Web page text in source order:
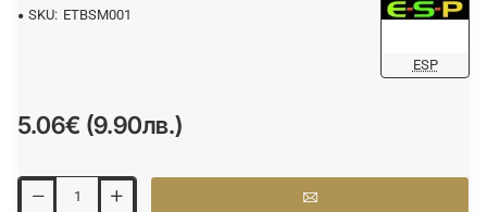
SKU: ETBSM001
ESP
5.06€ (9.90лв.)